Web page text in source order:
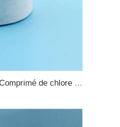
Stérilisation de l'eau TCCA Comprimé de chlore 3 pouces Acide trichloroisocyanurique